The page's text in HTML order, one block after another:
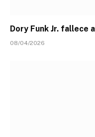
Dory Funk Jr. fallece
08/04/2026